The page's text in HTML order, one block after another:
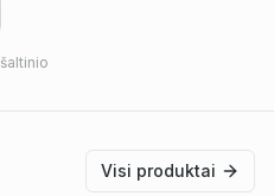
šaltinio
Visi produktai